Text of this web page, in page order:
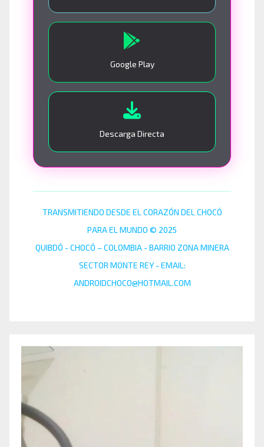
Google Play
Descarga Directa
TRANSMITIENDO DESDE EL CORAZÓN DEL CHOCÓ
PARA EL MUNDO © 2025
QUIBDÓ - CHOCÓ – COLOMBIA - BARRIO ZONA MINERA
SECTOR MONTE REY - EMAIL:
ANDROIDCHOCO@HOTMAIL.COM